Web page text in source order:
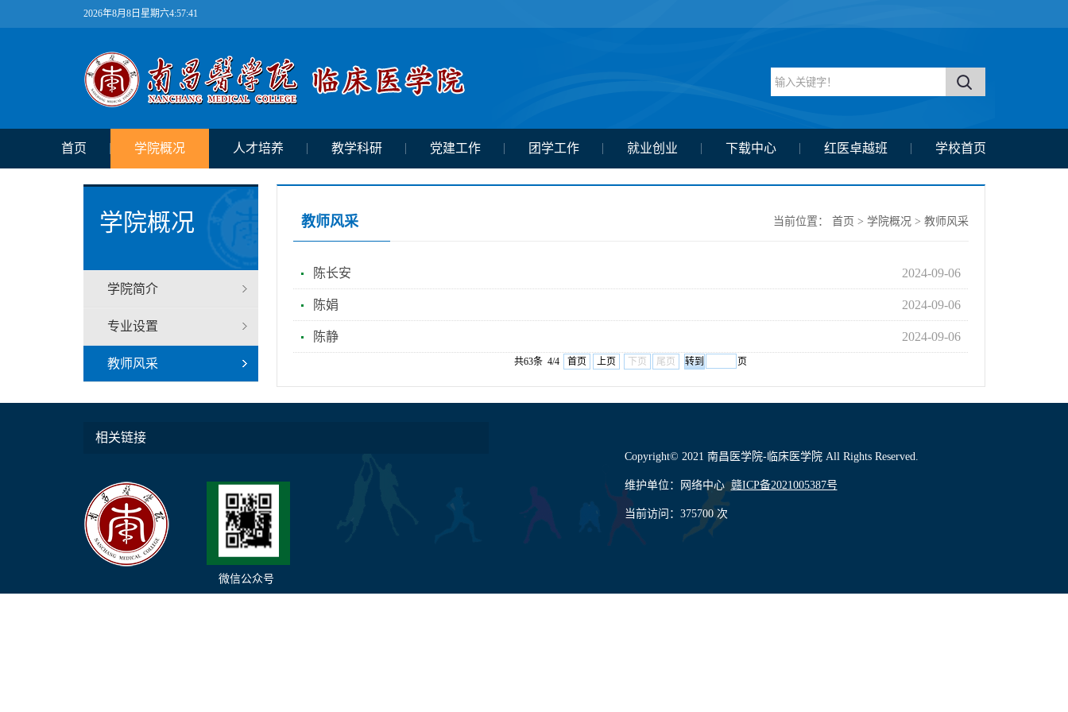
2026年8月8日星期六4:57:42
首页 学院概况 人才培养 教学科研 党建工作 团学工作 就业创业 下载中心 红医卓越班 学校首页
学院概况
学院简介
专业设置
教师风采
教师风采 当前位置： 首页 > 学院概况> 教师风采
陈长安 2024-09-06
陈娟 2024-09-06
陈静 2024-09-06
共63条 4/4 首页 上页 下页 尾页 页
相关链接
微信公众号
Copyright© 2021 南昌医学院-临床医学院 All Rights Reserved.
维护单位：网络中心赣ICP备2021005387号
当前访问： 375700 次